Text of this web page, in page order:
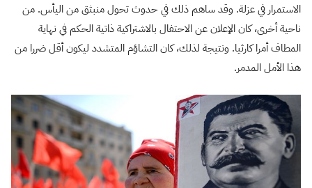
الاستمرار في عزلة. وقد ساهم ذلك في حدوث تحول منبثق من اليأس. من
ناحية أخرى، كان الإعلان عن الاحتفال بالاشتراكية ذاتية الحكم في نهاية
المطاف أمرا كارثيا. ونتيجة لذلك، كان التشاؤم المتشدد ليكون أقل ضررا من
هذا الأمل المدمر.